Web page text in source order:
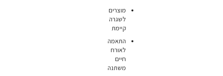
מוצרים
לשגרה
קיימת
התאמה
לאורח
חיים
משתנה